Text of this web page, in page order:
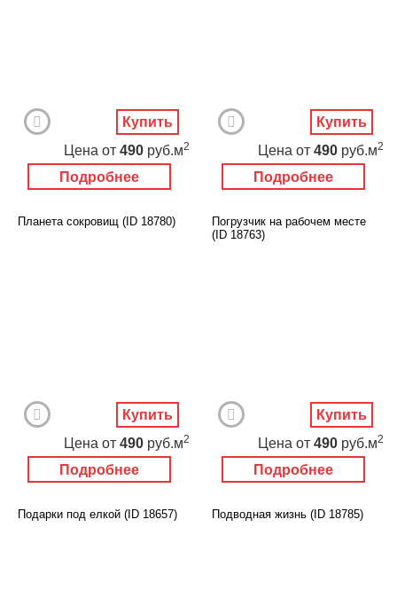
Подробнее
Цена от 490 руб.м2
Купить
Подробнее
Цена от 490 руб.м2
Купить
Планета сокровищ (ID 18780)
Подробнее
Цена от 490 руб.м2
Купить
Погрузчик на рабочем месте
(ID 18763)
Подробнее
Цена от 490 руб.м2
Купить
Подарки под елкой (ID 18657) Подводная жизнь (ID 18785)